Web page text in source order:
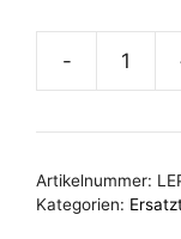
-
Artikelnummer:
Kategorien: